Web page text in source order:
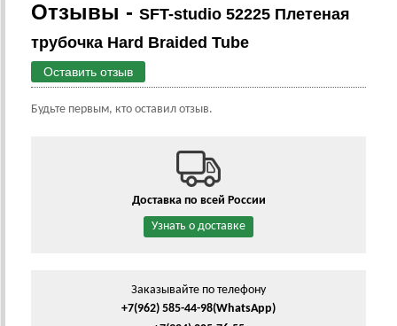
Отзывы - SFT-studio 52225 Плетеная
трубочка Hard Braided Tube
Оставить отзыв
Будьте первым, кто оставил отзыв.
Доставка по всей России
Узнать о доставке
Заказывайте по телефону
+7(962) 585-44-98(WhatsApp)